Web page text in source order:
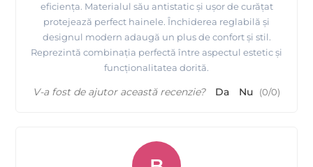
eficiența. Materialul său antistatic și ușor de curățat
protejează perfect hainele. Închiderea reglabilă și
designul modern adaugă un plus de confort și stil.
Reprezintă combinația perfectă între aspectul estetic și
funcționalitatea dorită.
V-a fost de ajutor această recenzie? Da Nu (0/0)